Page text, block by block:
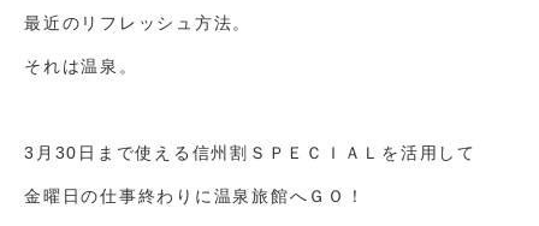
最近のリフレッシュ方法。
それは温泉。
3月30日まで使える信州割ＳＰＥＣＩＡＬを活用して
金曜日の仕事終わりに温泉旅館へＧＯ！